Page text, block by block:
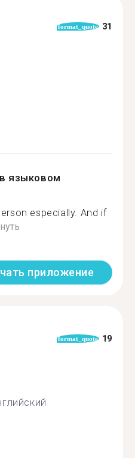
format_quote 31
языковом
especially. And if
приложение
format_quote 19